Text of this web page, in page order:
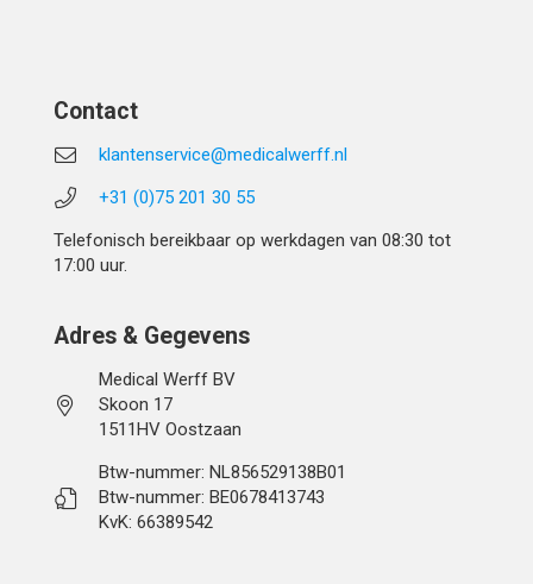
Contact
klantenservice@medicalwerff.nl
+31 (0)75 201 30 55
Telefonisch bereikbaar op werkdagen van 08:30 tot
17:00 uur.
Adres & Gegevens
Medical Werff BV
Skoon 17
1511HV Oostzaan
Btw-nummer: NL856529138B01
Btw-nummer: BE0678413743
KvK: 66389542